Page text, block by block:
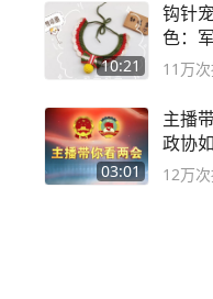
10:21
钩针宠物
11万
03:01
主播带
政协
12万